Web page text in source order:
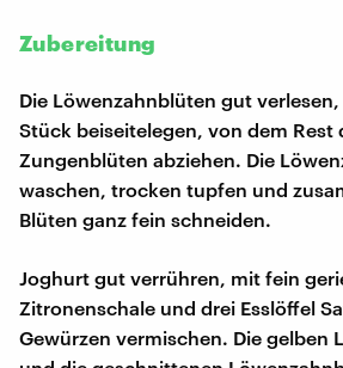
Zubereitung
Die Löwenzahnblüten gut verlesen,
Stück beiseitelegen, von dem Rest
Zungenblüten abziehen. Die
waschen, trocken tupfen und
Blüten ganz fein schneiden.
Joghurt gut verrühren, mit fein
Zitronenschale und drei Esslöffel
Gewürzen vermischen. Die gelben